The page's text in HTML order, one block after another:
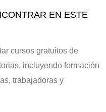
EN ESTE
cursos gratuitos de
incluyendo formación
trabajadoras y